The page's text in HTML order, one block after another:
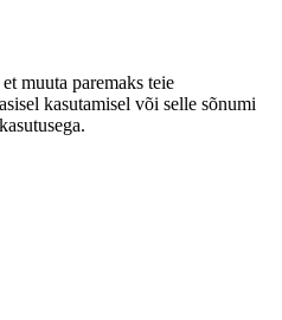
muuta paremaks teie
kasutamisel või selle sõnumi